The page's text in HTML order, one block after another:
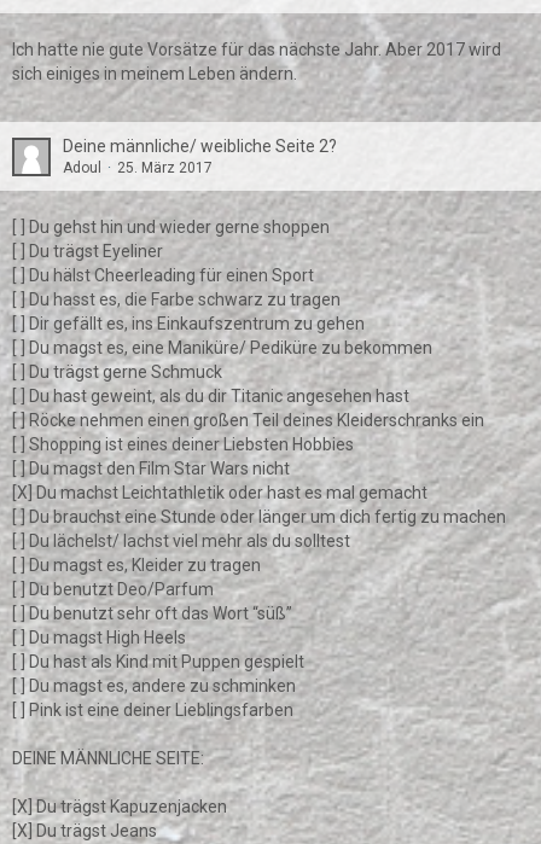
Ich hatte nie gute Vorsätze für das nächste Jahr. Aber 2017 wird
sich einiges in meinem Leben ändern.
Deine männliche/ weibliche Seite 2?
Adoul 25. März 2017
[ ] Du gehst hin und wieder gerne shoppen
[ ] Du trägst Eyeliner
[ ] Du hälst Cheerleading für einen Sport
[ ] Du hasst es, die Farbe schwarz zu tragen
[ ] Dir gefällt es, ins Einkaufszentrum zu gehen
[ ] Du magst es, eine Maniküre/ Pediküre zu bekommen
[ ] Du trägst gerne Schmuck
[ ] Du hast geweint, als du dir Titanic angesehen hast
[ ] Röcke nehmen einen großen Teil deines Kleiderschranks ein
[ ] Shopping ist eines deiner Liebsten Hobbies
[ ] Du magst den Film Star Wars nicht
[X] Du machst Leichtathletik oder hast es mal gemacht
[ ] Du brauchst eine Stunde oder länger um dich fertig zu machen
[ ] Du lächelst/ lachst viel mehr als du solltest
[ ] Du magst es, Kleider zu tragen
[ ] Du benutzt Deo/Parfum
[ ] Du benutzt sehr oft das Wort “süß”
[ ] Du magst High Heels
[ ] Du hast als Kind mit Puppen gespielt
[ ] Du magst es, andere zu schminken
[ ] Pink ist eine deiner Lieblingsfarben
DEINE MÄNNLICHE SEITE:
[X] Du trägst Kapuzenjacken
[X] Du trägst Jeans